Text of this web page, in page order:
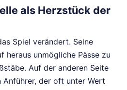
als Herzstück der
Spiel verändert. Seine
heraus unmögliche Pässe zu
Auf der anderen Seite
der oft unter Wert